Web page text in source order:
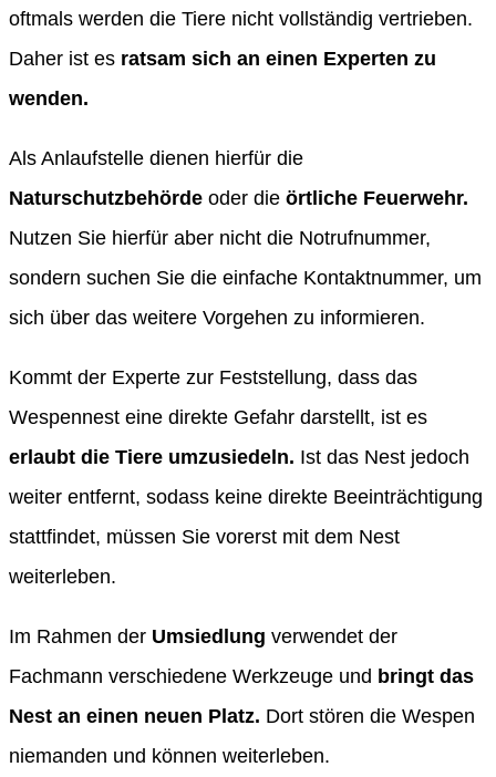
oftmals werden die Tiere nicht vollständig vertrieben.
Daher ist es ratsam sich an einen Experten zu
wenden.
Als Anlaufstelle dienen hierfür die
Naturschutzbehörde oder die örtliche Feuerwehr.
Nutzen Sie hierfür aber nicht die Notrufnummer,
sondern suchen Sie die einfache Kontaktnummer, um
sich über das weitere Vorgehen zu informieren.
Kommt der Experte zur Feststellung, dass das
Wespennest eine direkte Gefahr darstellt, ist es
erlaubt die Tiere umzusiedeln. Ist das Nest jedoch
weiter entfernt, sodass keine direkte Beeinträchtigung
stattfindet, müssen Sie vorerst mit dem Nest
weiterleben.
Im Rahmen der Umsiedlung verwendet der
Fachmann verschiedene Werkzeuge und bringt das
Nest an einen neuen Platz. Dort stören die Wespen
niemanden und können weiterleben.